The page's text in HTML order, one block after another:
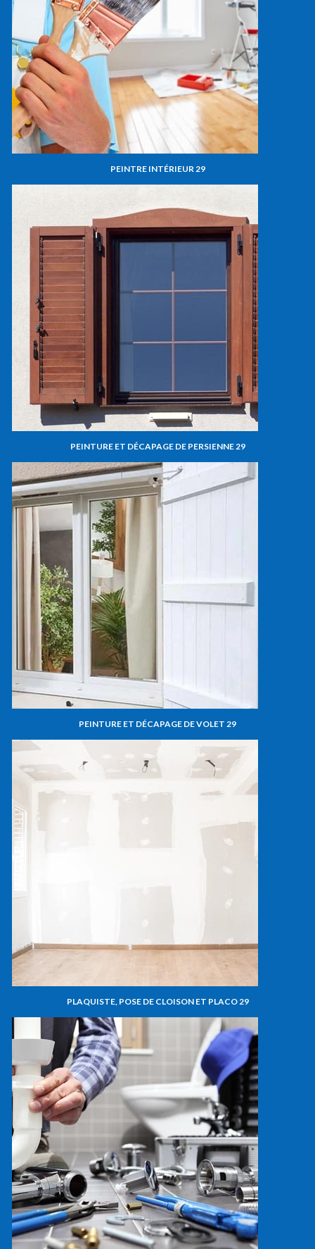
PEINTRE INTÉRIEUR 29
PEINTURE ET DÉCAPAGE DE PERSIENNE 29
PEINTURE ET DÉCAPAGE DE VOLET 29
PLAQUISTE, POSE DE CLOISON ET PLACO 29